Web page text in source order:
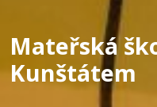
Mateřská
Kunštátem